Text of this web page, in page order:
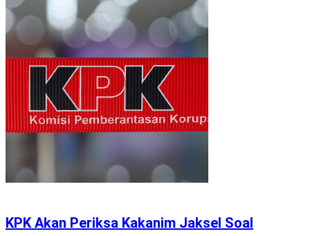
KPK Akan Periksa Kakanim Jaksel Soal